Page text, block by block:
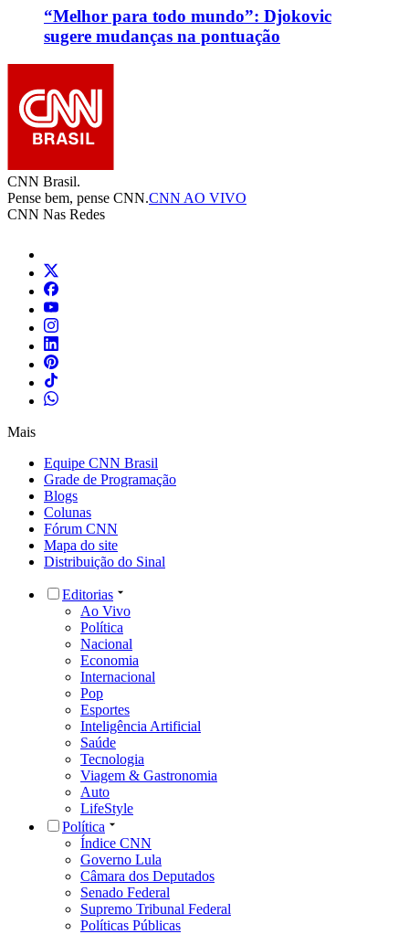
“Melhor para todo mundo”: Djokovic
sugere mudanças na pontuação
CNN Brasil.
Pense bem, pense CNN.CNN AO VIVO
CNN Nas Redes
Mais
Equipe CNN Brasil
Grade de Programação
Blogs
Colunas
Fórum CNN
Mapa do site
Distribuição do Sinal
Editorias
Ao Vivo
Política
Nacional
Economia
Internacional
Pop
Esportes
Inteligência Artificial
Saúde
Tecnologia
Viagem & Gastronomia
Auto
LifeStyle
Política
Índice CNN
Governo Lula
Câmara dos Deputados
Senado Federal
Supremo Tribunal Federal
Políticas Públicas